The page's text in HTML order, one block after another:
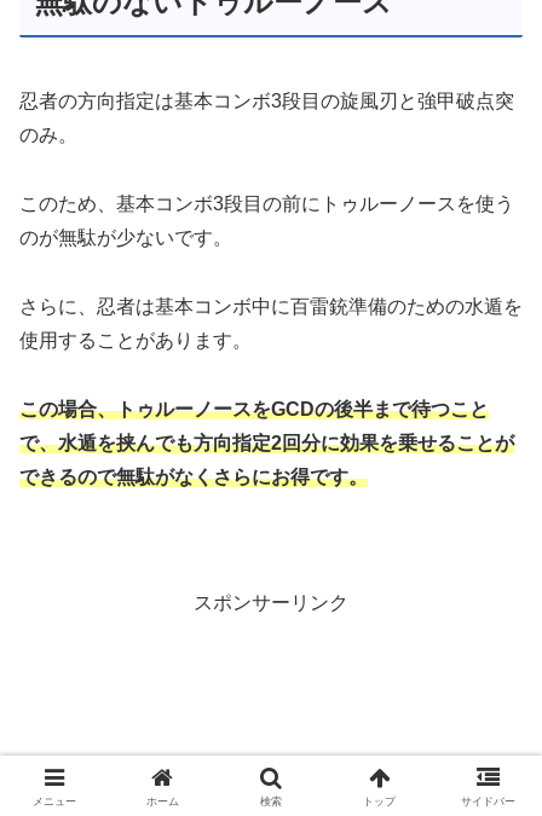
忍者の方向指定は基本コンボ3段目の旋風刃と強甲破点突
のみ。
このため、基本コンボ3段目の前にトゥルーノースを使う
のが無駄が少ないです。
さらに、忍者は基本コンボ中に百雷銃準備のための水遁を
使用することがあります。
この場合、トゥルーノースをGCDの後半まで待つこと
で、水遁を挟んでも方向指定2回分に効果を乗せることが
できるので無駄がなくさらにお得です。
スポンサーリンク
メニュー ホーム 検索 トップ サイドバー